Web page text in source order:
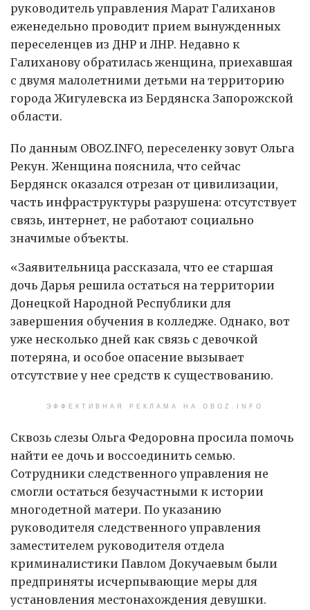
руководитель управления Марат Галиханов
еженедельно проводит прием вынужденных
переселенцев из ДНР и ЛНР. Недавно к
Галиханову обратилась женщина, приехавшая
с двумя малолетними детьми на территорию
города Жигулевска из Бердянска Запорожской
области.
По данным OBOZ.INFO, переселенку зовут Ольга
Рекун. Женщина пояснила, что сейчас
Бердянск оказался отрезан от цивилизации,
часть инфраструктуры разрушена: отсутствует
связь, интернет, не работают социально
значимые объекты.
«Заявительница рассказала, что ее старшая
дочь Дарья решила остаться на территории
Донецкой Народной Республики для
завершения обучения в колледже. Однако, вот
уже несколько дней как связь с девочкой
потеряна, и особое опасение вызывает
отсутствие у нее средств к существованию.
ЭФФЕКТИВНАЯ РЕКЛАМА НА OBOZ.INFO
Сквозь слезы Ольга Федоровна просила помочь
найти ее дочь и воссоединить семью.
Сотрудники следственного управления не
смогли остаться безучастными к истории
многодетной матери. По указанию
руководителя следственного управления
заместителем руководителя отдела
криминалистики Павлом Докучаевым были
предприняты исчерпывающие меры для
установления местонахождения девушки.